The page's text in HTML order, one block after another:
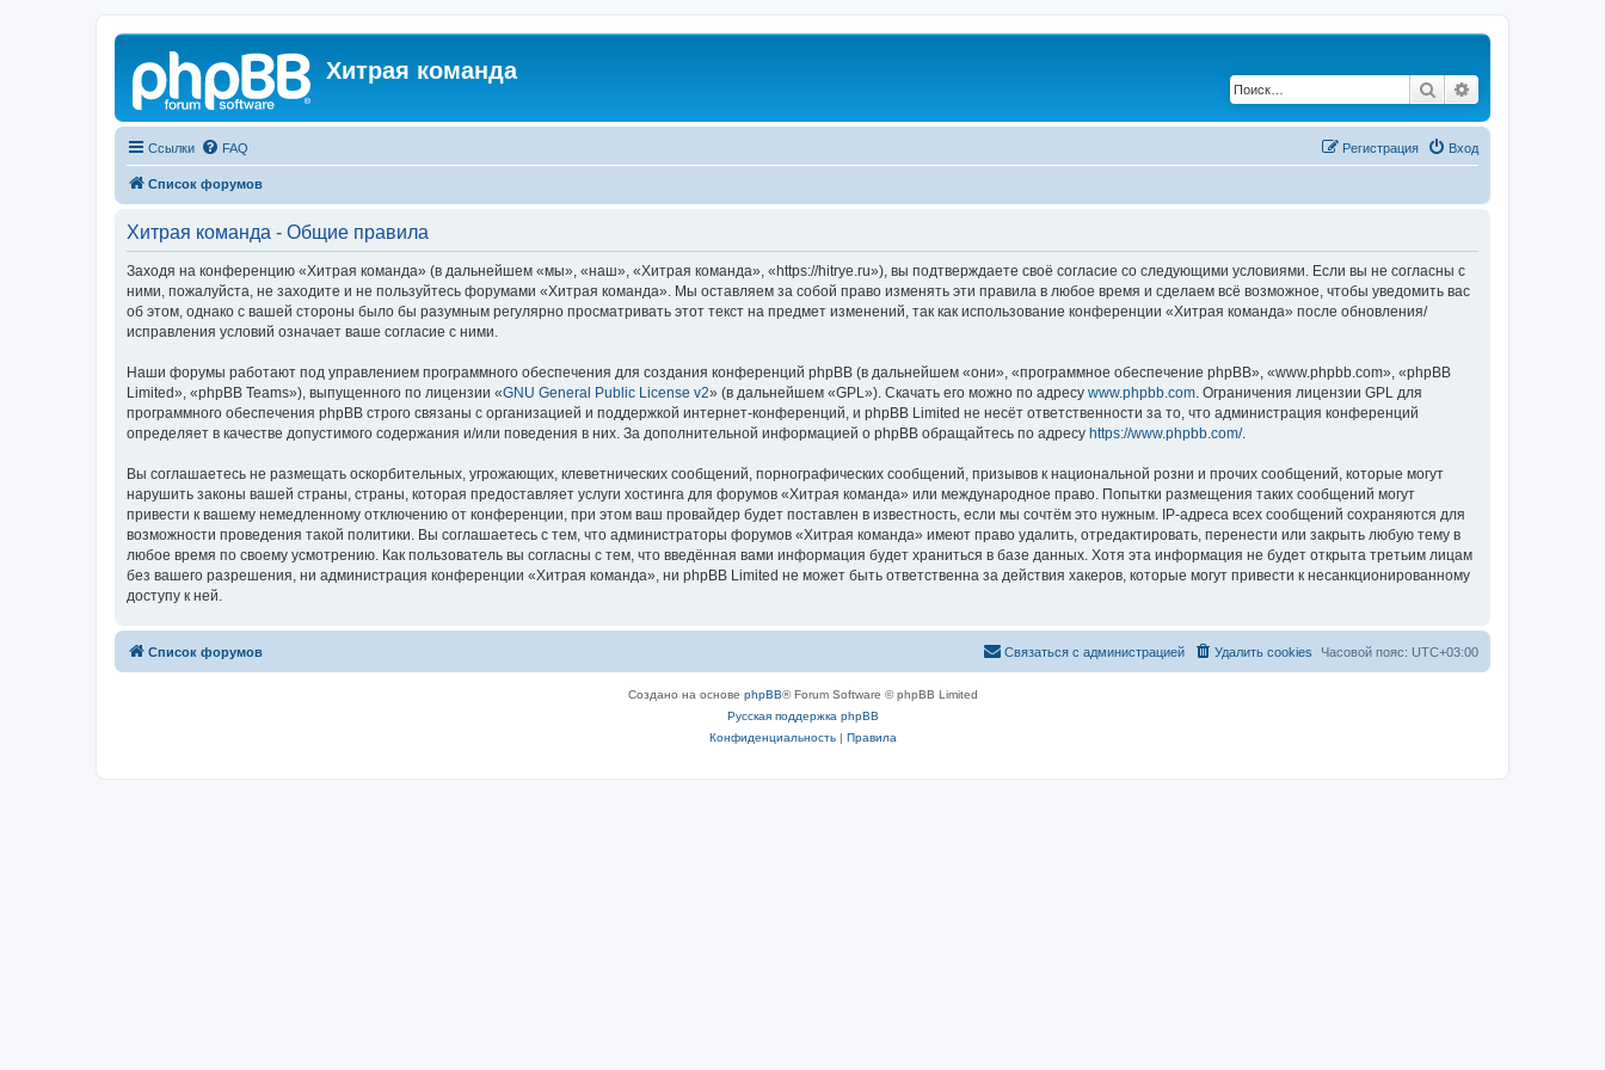
Хитрая команда
Поиск
Ссылки FAQ Вход
Регистрация
Список форумов
Хитрая команда - Общие правила
Заходя на конференцию «Хитрая команда» (в дальнейшем «мы», «наш», «Хитрая команда», «https://hitrye.ru»), вы подтверждаете своё согласие со следующими условиями. Если вы не согласны с
ними, пожалуйста, не заходите и не пользуйтесь форумами «Хитрая команда». Мы оставляем за собой право изменять эти правила в любое время и сделаем всё возможное, чтобы уведомить вас
об этом, однако с вашей стороны было бы разумным регулярно просматривать этот текст на предмет изменений, так как использование конференции «Хитрая команда» после обновления/
исправления условий означает ваше согласие с ними.
Наши форумы работают под управлением программного обеспечения для создания конференций phpBB (в дальнейшем «они», «программное обеспечение phpBB», «www.phpbb.com», «phpBB
Limited», «phpBB Teams»), выпущенного по лицензии «GNU General Public License v2» (в дальнейшем «GPL»). Скачать его можно по адресу www.phpbb.com. Ограничения лицензии GPL для
программного обеспечения phpBB строго связаны с организацией и поддержкой интернет-конференций, и phpBB Limited не несёт ответственности за то, что администрация конференций
определяет в качестве допустимого содержания и/или поведения в них. За дополнительной информацией о phpBB обращайтесь по адресу https://www.phpbb.com/.
Вы соглашаетесь не размещать оскорбительных, угрожающих, клеветнических сообщений, порнографических сообщений, призывов к национальной розни и прочих сообщений, которые могут
нарушить законы вашей страны, страны, которая предоставляет услуги хостинга для форумов «Хитрая команда» или международное право. Попытки размещения таких сообщений могут
привести к вашему немедленному отключению от конференции, при этом ваш провайдер будет поставлен в известность, если мы сочтём это нужным. IP-адреса всех сообщений сохраняются для
возможности проведения такой политики. Вы соглашаетесь с тем, что администраторы форумов «Хитрая команда» имеют право удалить, отредактировать, перенести или закрыть любую тему в
любое время по своему усмотрению. Как пользователь вы согласны с тем, что введённая вами информация будет храниться в базе данных. Хотя эта информация не будет открыта третьим лицам
без вашего разрешения, ни администрация конференции «Хитрая команда», ни phpBB Limited не может быть ответственна за действия хакеров, которые могут привести к несанкционированному
доступу к ней.
Список форумов Часовой пояс: UTC+03:00
Удалить cookies
Связаться с администрацией
Создано на основе phpBB® Forum Software © phpBB Limited
Русская поддержка phpBB
Конфиденциальность| Правила